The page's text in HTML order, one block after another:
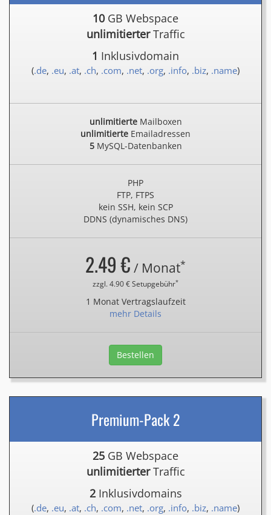
10 GB Webspace
unlimitierterTraffic
1 Inklusivdomain
(.de, .eu, .at, .ch, .com, .net, .org, .info, .biz, .name)
unlimitierteMailboxen
unlimitierte Emailadressen
5MySQL-Datenbanken
PHP
FTP, FTPS
kein SSH, kein SCP
DDNS (dynamisches DNS)
2.49 € / Monat*
zzgl. 4.90 € Setupgebühr*
1 Monat Vertragslaufzeit
mehr Details
Bestellen
Premium-Pack 2
25 GB Webspace
unlimitierterTraffic
2Inklusivdomains
(.de, .eu, .at, .ch, .com, .net, .org, .info, .biz, .name)